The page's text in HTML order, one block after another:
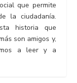
que permite
la ciudadanía.
historia que
son amigos y,
a leer y a